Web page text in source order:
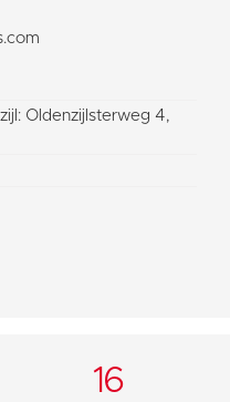
Oldenzijlsterweg 4,
16